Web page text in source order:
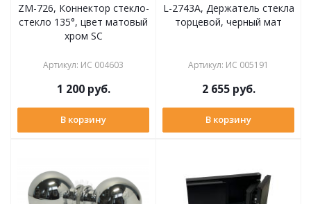
ZM-726, Коннектор стекло-
стекло 135°, цвет матовый
хром SC
Артикул: ИС 004603
1 200руб.
В корзину
L-2743A, Держатель стекла
торцевой, черный мат
Артикул: ИС 005191
2 655руб.
В корзину